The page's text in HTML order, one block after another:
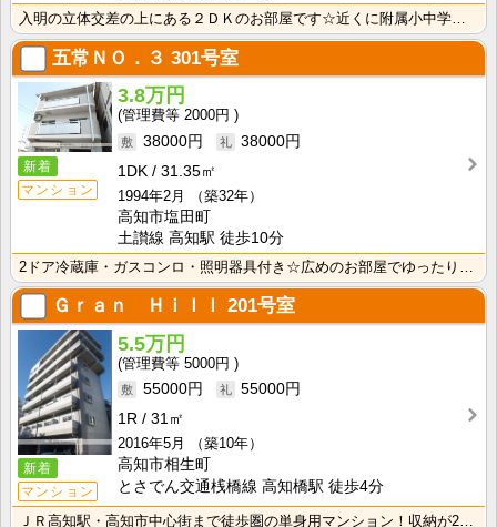
五常ＮＯ．３ 301号室
新着
マンション
3.8万円
2000円
38000円
38000円
1DK
31.35㎡
1994年2月
（築32年）
高知市塩田町
土讃線 高知駅 徒歩10分
Ｇｒａｎ Ｈｉｌｌ 201号室
新着
マンション
5.5万円
5000円
55000円
55000円
1R
31㎡
2016年5月
（築10年）
高知市相生町
とさでん交通桟橋線 高知橋駅 徒歩4分